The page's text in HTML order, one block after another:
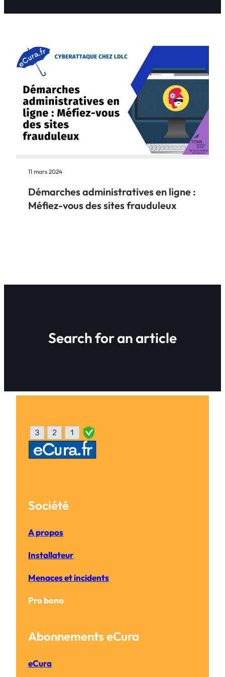
11 mars 2024
Démarches administratives en ligne :
Méfiez-vous des sites frauduleux
Search for an article
Société
A propos
Installateur
Menaces et incidents
Pro bono
Abonnements eCura
eCura